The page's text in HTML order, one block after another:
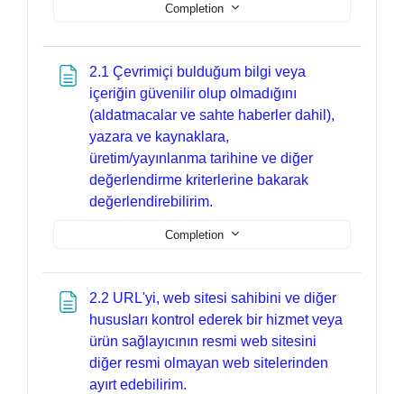
Completion
2.1 Çevrimiçi bulduğum bilgi veya
içeriğin güvenilir olup olmadığını
(aldatmacalar ve sahte haberler dahil),
yazara ve kaynaklara,
üretim/yayınlanma tarihine ve diğer
değerlendirme kriterlerine bakarak
değerlendirebilirim.
Completion
2.2 URL'yi, web sitesi sahibini ve diğer
hususları kontrol ederek bir hizmet veya
ürün sağlayıcının resmi web sitesini
diğer resmi olmayan web sitelerinden
ayırt edebilirim.